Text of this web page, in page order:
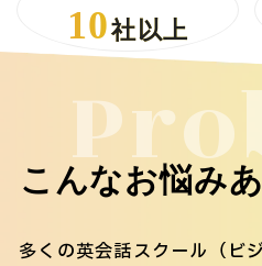
10社以上
こんなお悩み
多くの英会話スクール（ビ